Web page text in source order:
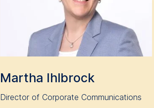
Martha Ihlbrock
Director of Corporate Communications
You may
be done
Essential
Marketing